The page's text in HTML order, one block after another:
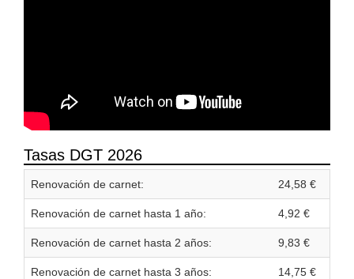
Tasas DGT 2026
Renovación de carnet: 24,58 €
Renovación de carnet hasta 1 año: 4,92 €
Renovación de carnet hasta 2 años: 9,83 €
Renovación de carnet hasta 3 años: 14,75 €